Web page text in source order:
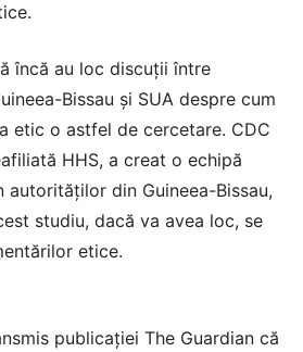
încă au loc discuții între
Bissau și SUA despre cum
etic o astfel de cercetare. CDC
HHS, a creat o echipă
din Guineea-Bissau,
studiu, dacă va avea loc, se
etice.
publicației The Guardian că